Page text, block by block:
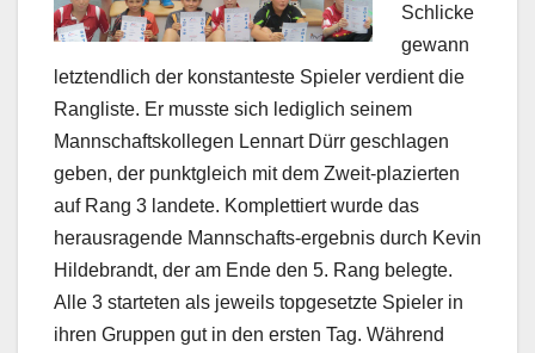
Schlicke
gewann
letztendlich der konstanteste Spieler verdient die
Rangliste. Er musste sich lediglich seinem
Mannschaftskollegen Lennart Dürr geschlagen
geben, der punktgleich mit dem Zweit-plazierten
auf Rang 3 landete. Komplettiert wurde das
herausragende Mannschafts-ergebnis durch Kevin
Hildebrandt, der am Ende den 5. Rang belegte.
Alle 3 starteten als jeweils topgesetzte Spieler in
ihren Gruppen gut in den ersten Tag. Während